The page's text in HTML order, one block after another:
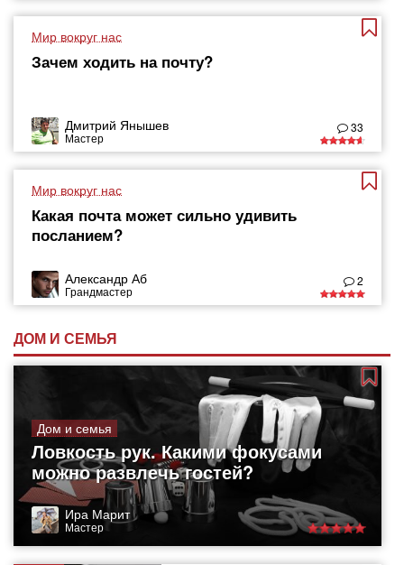
Мир вокруг нас
Зачем ходить на почту?
Дмитрий Янышев
Мастер
33
Мир вокруг нас
Какая почта может сильно удивить
посланием?
Александр Аб
Грандмастер
2
ДОМ И СЕМЬЯ
Дом и семья
Ловкость рук. Какими фокусами
можно развлечь гостей?
Ира Марит
Мастер